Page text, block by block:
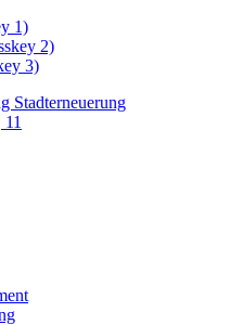
1)
2)
3)
Stadterneuerung